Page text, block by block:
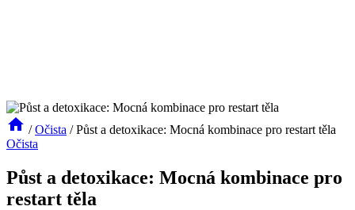
/ Očista / Půst a detoxikace: Mocná kombinace pro restart těla
Očista
Půst a detoxikace: Mocná kombinace pro
restart těla